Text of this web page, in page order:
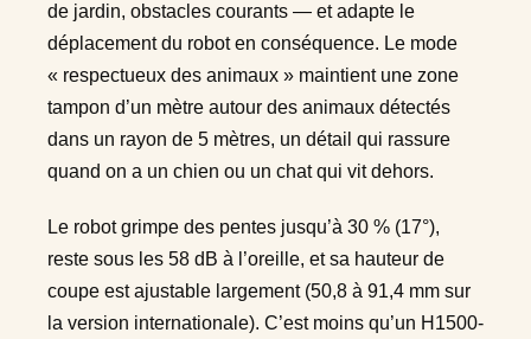
de jardin, obstacles courants — et adapte le
déplacement du robot en conséquence. Le mode
« respectueux des animaux » maintient une zone
tampon d’un mètre autour des animaux détectés
dans un rayon de 5 mètres, un détail qui rassure
quand on a un chien ou un chat qui vit dehors.
Le robot grimpe des pentes jusqu’à 30 % (17°),
reste sous les 58 dB à l’oreille, et sa hauteur de
coupe est ajustable largement (50,8 à 91,4 mm sur
la version internationale). C’est moins qu’un H1500-